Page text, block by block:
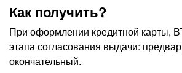
Как получить?
При оформлении кредитной карты,
этапа согласования выдачи:
окончательный.